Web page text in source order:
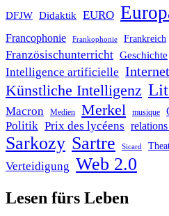
DFJW Didaktik EURO
Francophonie Frankophonie Frankreich
Französischunterricht Geschichte
Intelligence artificielle Internet
Künstliche Intelligenz
Macron Medien Merkel musique
Politik Prix des lycéens
Sarkozy Sartre Sicard
Verteidigung Web 2.0
Lesen fürs Leben